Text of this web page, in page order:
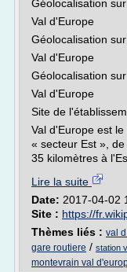
Géolocalisation
Val d'Europe
Géolocalisation
Val d'Europe
Géolocalisation
Val d'Europe
Site de
Val d'Europe est
« secteur Est »,
35 kilomètres à
Lire la suite
Date: 2017-04-02
Site : https://
Thèmes liés : val
gare routiere / station
montevrain val